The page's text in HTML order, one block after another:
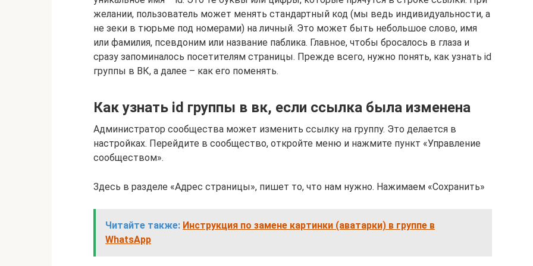
желании, пользователь может менять стандартный код (мы ведь индивидуальности, а
не зеки в тюрьме под номерами) на личный. Это может быть небольшое слово, имя
или фамилия, псевдоним или название паблика. Главное, чтобы бросалось в глаза и
сразу запоминалось посетителям страницы. Прежде всего, нужно понять, как узнать id
группы в ВК, а далее – как его поменять.
Как узнать id группы в вк, если ссылка была изменена
Администратор сообщества может изменить ссылку на группу. Это делается в
настройках. Перейдите в сообщество, откройте меню и нажмите пункт «Управление
сообществом».
Здесь в разделе «Адрес страницы», пишет то, что нам нужно. Нажимаем «Сохранить»
Читайте также: Инструкция по замене картинки (аватарки) в группе в
WhatsApp